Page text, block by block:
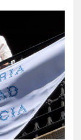
ante las
del